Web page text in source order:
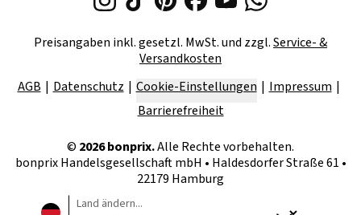
Preisangaben inkl. gesetzl. MwSt. und zzgl.Service- &
Versandkosten
AGB
Datenschutz Cookie-Einstellungen
Impressum
Barrierefreiheit
© 2026bonprix.Alle Rechte vorbehalten.
bonprix Handelsgesellschaft mbH • Haldesdorfer Straße 61 •
22179 Hamburg
Land ändern...